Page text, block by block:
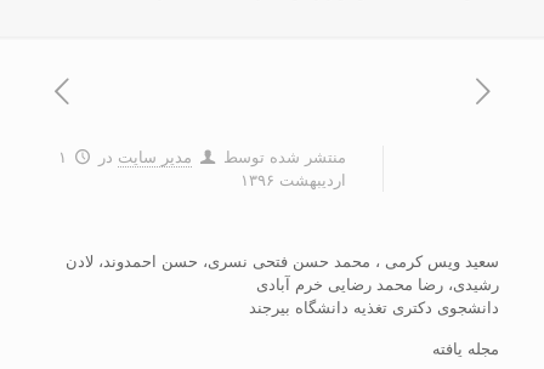
منتشر شده توسط مدیر سایت در
۱
اردیبهشت ۱۳۹۶
سعید ویس کرمی ، محمد حسن فتحی نسری، حسن احمدوند، لادن
رشیدی، رضا محمد رضایی خرم آبادی
دانشجوی دکتری تغذیه دانشگاه بیرجند
مجله یافته